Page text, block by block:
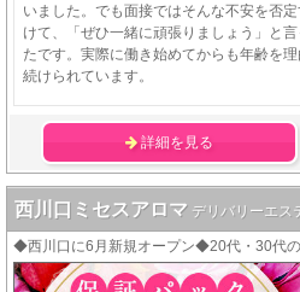
いました。でも面接ではそんな不安を否
けて、「ぜひ一緒に頑張りましょう」と
たです。実際に働き始めてからも年齢を
続けられています。
詳細を見る
西川口ミセスアロマ デリバリーエス
◆西川口に6月新規オープン◆20代・30代の